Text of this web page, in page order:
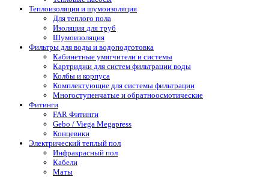
Теплоизоляция и шумоизоляция
Для теплого пола
Изоляция для труб
Шумоизоляция
Фильтры для воды и водоподготовка
Кабинетные умягчители и системы
Картриджи для систем фильтрации воды
Колбы и корпуса
Комплектующие для системы фильтрации
Многоступенчатые и обратноосмотические
Фитинги
FAR Фитинги
Gebo / Viega Megapress
Концевики
Электрический теплый пол
Инфракрасный пол
Кабели
Маты